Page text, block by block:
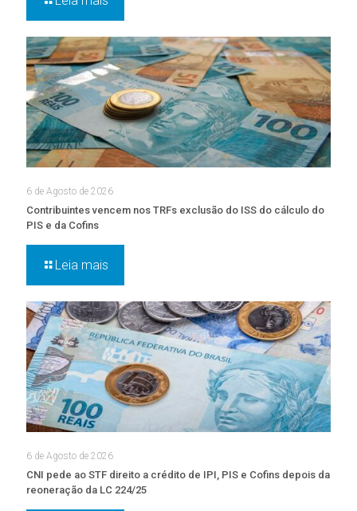
6 de Agosto de 2026
Contribuintes vencem nos TRFs exclusão do ISS do cálculo do
PIS e da Cofins
Leia mais
6 de Agosto de 2026
CNI pede ao STF direito a crédito de IPI, PIS e Cofins depois da
reoneração da LC 224/25